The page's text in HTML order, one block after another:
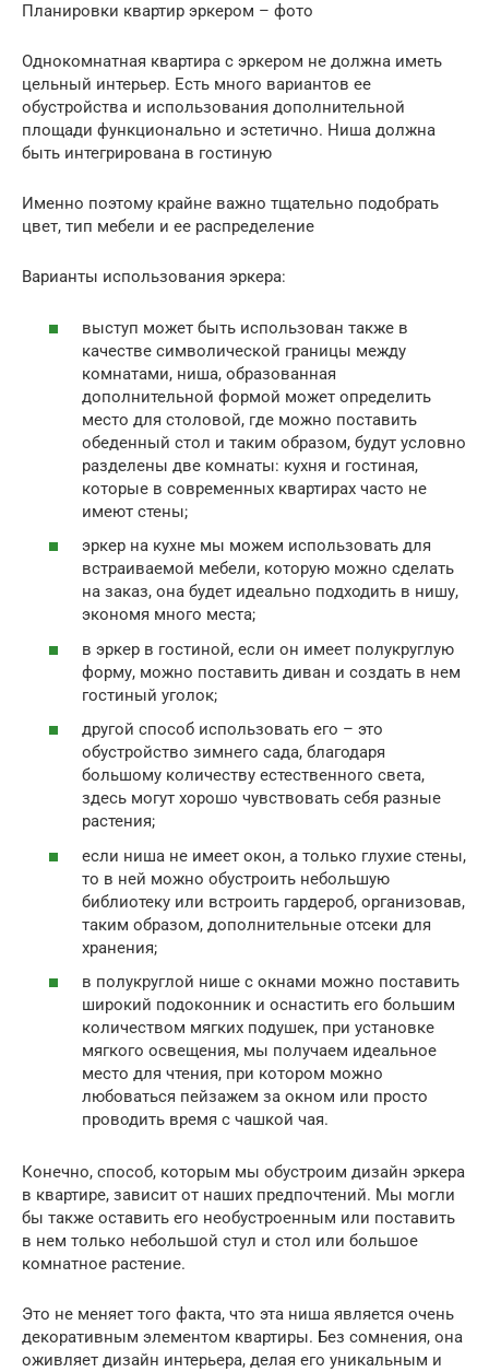
Планировки квартир эркером – фото
Однокомнатная квартира с эркером не должна иметь
цельный интерьер. Есть много вариантов ее
обустройства и использования дополнительной
площади функционально и эстетично. Ниша должна
быть интегрирована в гостиную
Именно поэтому крайне важно тщательно подобрать
цвет, тип мебели и ее распределение
Варианты использования эркера:
выступ может быть использован также в
качестве символической границы между
комнатами, ниша, образованная
дополнительной формой может определить
место для столовой, где можно поставить
обеденный стол и таким образом, будут условно
разделены две комнаты: кухня и гостиная,
которые в современных квартирах часто не
имеют стены;
эркер на кухне мы можем использовать для
встраиваемой мебели, которую можно сделать
на заказ, она будет идеально подходить в нишу,
экономя много места;
в эркер в гостиной, если он имеет полукруглую
форму, можно поставить диван и создать в нем
гостиный уголок;
другой способ использовать его – это
обустройство зимнего сада, благодаря
большому количеству естественного света,
здесь могут хорошо чувствовать себя разные
растения;
если ниша не имеет окон, а только глухие стены,
то в ней можно обустроить небольшую
библиотеку или встроить гардероб, организовав,
таким образом, дополнительные отсеки для
хранения;
в полукруглой нише с окнами можно поставить
широкий подоконник и оснастить его большим
количеством мягких подушек, при установке
мягкого освещения, мы получаем идеальное
место для чтения, при котором можно
любоваться пейзажем за окном или просто
проводить время с чашкой чая.
Конечно, способ, которым мы обустроим дизайн эркера
в квартире, зависит от наших предпочтений. Мы могли
бы также оставить его необустроенным или поставить
в нем только небольшой стул и стол или большое
комнатное растение.
Это не меняет того факта, что эта ниша является очень
декоративным элементом квартиры. Без сомнения, она
оживляет дизайн интерьера, делая его уникальным и